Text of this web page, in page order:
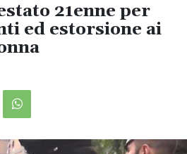
21enne per
ed estorsione ai